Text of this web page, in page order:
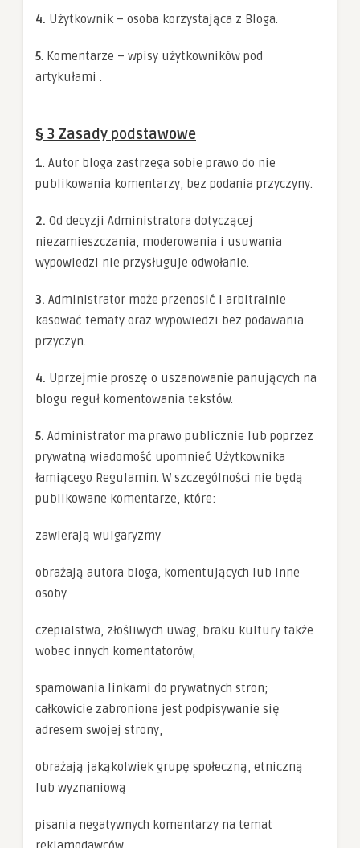
4. Użytkownik – osoba korzystająca z Bloga.
5. Komentarze – wpisy użytkowników pod
artykułami .
§ 3 Zasady podstawowe
1. Autor bloga zastrzega sobie prawo do nie
publikowania komentarzy, bez podania przyczyny.
2. Od decyzji Administratora dotyczącej
niezamieszczania, moderowania i usuwania
wypowiedzi nie przysługuje odwołanie.
3. Administrator może przenosić i arbitralnie
kasować tematy oraz wypowiedzi bez podawania
przyczyn.
4. Uprzejmie proszę o uszanowanie panujących na
blogu reguł komentowania tekstów.
5. Administrator ma prawo publicznie lub poprzez
prywatną wiadomość upomnieć Użytkownika
łamiącego Regulamin. W szczególności nie będą
publikowane komentarze, które:
zawierają wulgaryzmy
obrażają autora bloga, komentujących lub inne
osoby
czepialstwa, złośliwych uwag, braku kultury także
wobec innych komentatorów,
spamowania linkami do prywatnych stron;
całkowicie zabronione jest podpisywanie się
adresem swojej strony,
obrażają jakąkolwiek grupę społeczną, etniczną
lub wyznaniową
pisania negatywnych komentarzy na temat
Jeśli odrzucisz te
znikną ze strony
internetowej.
Marketing
Udostępniając
zainteresowania i
zachowania
strony, zwiększasz
szansę na
spersonalizowanych